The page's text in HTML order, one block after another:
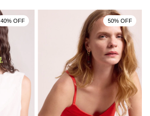
40% OFF 50% OFF